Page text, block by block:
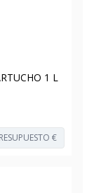
1 L
€